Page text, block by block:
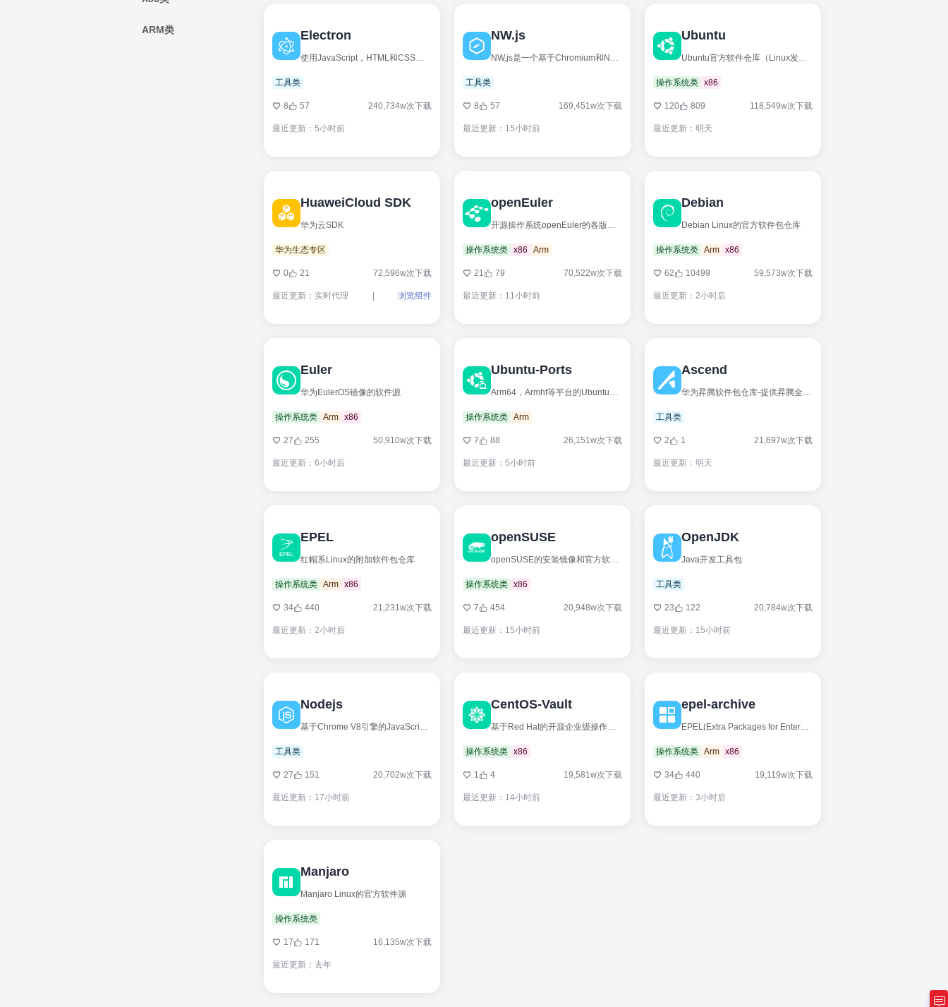
ARM类 Electron
使用JavaScript，HTML和CSS构建跨平台的桌面应用
工具类
8 57 240,734w次下载
最近更新：5小时前
NW.js
NW.js是一个基于Chromium和Node.js的桌面应用开发平台
工具类
8 57 169,451w次下载
最近更新：15小时前
Ubuntu
Ubuntu官方软件仓库（Linux发行版）
操作系统类 x86
120 809 118,549w次下载
最近更新：明天
HuaweiCloud SDK
华为云SDK
华为生态专区
0 21 72,596w次下载
最近更新：实时代理 浏览组件
openEuler
开源操作系统openEuler的各版本ISO镜像，容器镜像以及软件包仓库
操作系统类 x86 Arm
21 79 70,522w次下载
最近更新：11小时前
Debian
Debian Linux的官方软件包仓库
操作系统类 Arm x86
62 10499 59,573w次下载
最近更新：2小时后
Euler
华为EulerOS镜像的软件源
操作系统类 Arm x86
27 255 50,910w次下载
最近更新：6小时后
Ubuntu-Ports
Arm64，Armhf等平台的Ubuntu软件仓库
操作系统类 Arm
7 88 26,151w次下载
最近更新：5小时前
Ascend
华为昇腾软件包仓库-提供昇腾全流程开发工具包
工具类
2 1 21,697w次下载
最近更新：明天
EPEL
红帽系Linux的附加软件包仓库
操作系统类 Arm x86
34 440 21,231w次下载
最近更新：2小时后
openSUSE
openSUSE的安装镜像和官方软件包仓库
操作系统类 x86
7 454 20,948w次下载
最近更新：15小时前
OpenJDK
Java开发工具包
工具类
23 122 20,784w次下载
最近更新：15小时前
Nodejs
基于Chrome V8引擎的JavaScript运行环境
工具类
27 151 20,702w次下载
最近更新：17小时前
CentOS-Vault
基于Red Hat的开源企业级操作系统（Linux发行版）
操作系统类 x86
1 4 19,581w次下载
最近更新：14小时前
epel-archive
EPEL(Extra Packages for Enterprise Linux),是由Fedora Special Interest Group维护的Enterprise Linux（RHEL、CentOS）中经常用到的包。
操作系统类 Arm x86
34 440 19,119w次下载
最近更新：3小时后
Manjaro
Manjaro Linux的官方软件源
操作系统类
17 171 16,135w次下载
最近更新：去年